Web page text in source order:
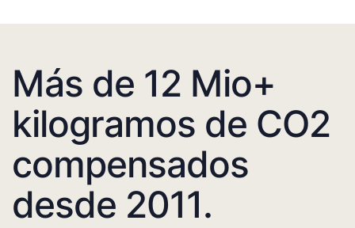
Más de 12 Mio+
kilogramos de CO2
compensados
desde 2011.